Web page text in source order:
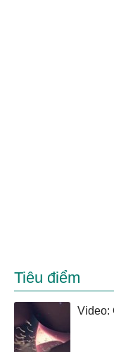
Tiêu điểm
Video: